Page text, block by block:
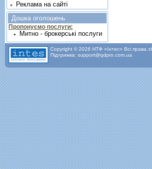
Реклама на сайті
Дошка оголошень
Пропонуємо послуги:
Митно - брокерські послуги
Copyright © 2026 НТФ «Інтес» Всі права
Підтримка: support@qdpro.com.ua